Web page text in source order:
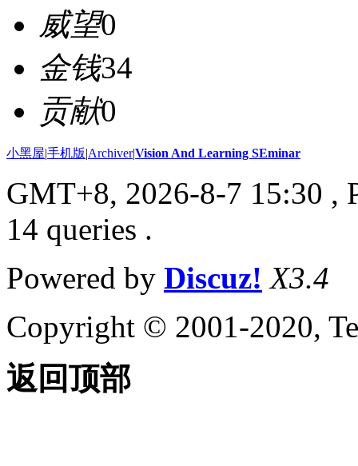
威望0
金钱34
贡献0
小黑屋|手机版|Archiver|Vision And Learning SEminar
GMT+8, 2026-8-7 15:30 ,
14 queries .
Powered by Discuz! X3.4
Copyright © 2001-2020,
返回顶部